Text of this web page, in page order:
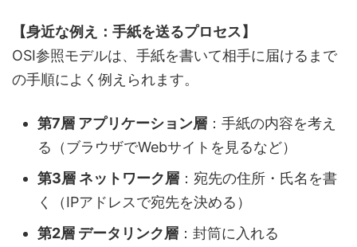
【身近な例え：手紙を送るプロセス】
OSI参照モデルは、手紙を書いて相手に届けるまで
の手順によく例えられます。
第7層 アプリケーション層 ：手紙の内容を考え
る（ブラウザでWebサイトを見るなど）
第3層 ネットワーク層 ：宛先の住所・氏名を書
く（IPアドレスで宛先を決める）
第2層 データリンク層 ：封筒に入れる